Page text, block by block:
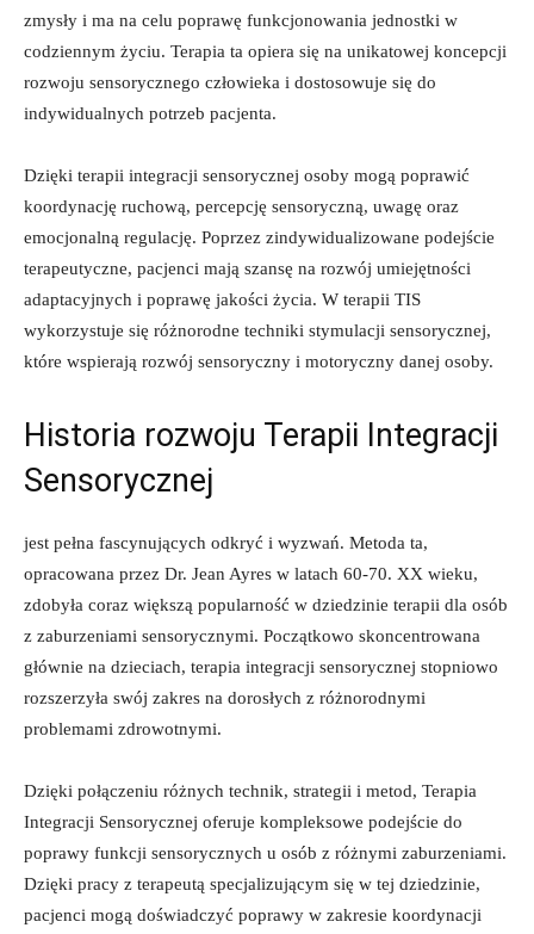
zmysły i ma na celu poprawę funkcjonowania jednostki‍ w
codziennym życiu. Terapia ta opiera ‌się⁢ na unikatowej koncepcji
rozwoju‌ sensorycznego człowieka i dostosowuje ‌się​ do
indywidualnych potrzeb pacjenta.
Dzięki terapii ⁣integracji sensorycznej osoby mogą poprawić
⁢koordynację ⁤ruchową, percepcję sensoryczną, uwagę⁤ oraz
emocjonalną regulację. Poprzez zindywidualizowane podejście
‍terapeutyczne, pacjenci mają szansę na‌ rozwój umiejętności
adaptacyjnych⁢ i poprawę jakości‍ życia. W terapii ⁢TIS
wykorzystuje się‍ różnorodne techniki stymulacji ​sensorycznej,
które‌ wspierają rozwój sensoryczny i motoryczny danej osoby.
Historia rozwoju ⁣Terapii Integracji‌
Sensorycznej
jest pełna fascynujących‍ odkryć i wyzwań. Metoda ta,⁤
opracowana przez Dr. Jean ‍Ayres w latach 60-70. XX wieku,
zdobyła coraz większą popularność w dziedzinie terapii dla osób
z ​zaburzeniami sensorycznymi. Początkowo skoncentrowana
głównie na‍ dzieciach, terapia⁢ integracji sensorycznej‍ stopniowo
rozszerzyła swój zakres na dorosłych ⁤z⁢ różnorodnymi
problemami⁤ zdrowotnymi.
Dzięki połączeniu różnych⁣ technik, strategii i metod, Terapia
Integracji Sensorycznej oferuje kompleksowe podejście do⁤
poprawy funkcji sensorycznych⁣ u ‍osób z różnymi ⁤zaburzeniami.
Dzięki‌ pracy z terapeutą specjalizującym się w tej dziedzinie,
pacjenci⁣ mogą ​doświadczyć ⁤poprawy w zakresie koordynacji